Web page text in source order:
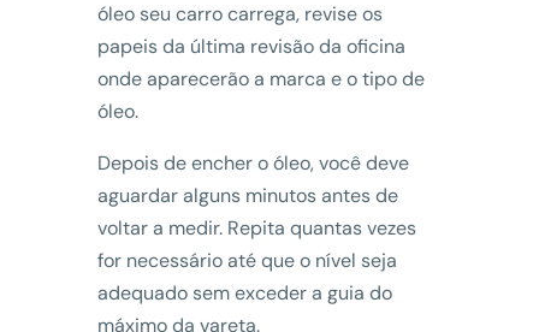
óleo seu carro carrega, revise os
papeis da última revisão da oficina
onde aparecerão a marca e o tipo de
óleo.
Depois de encher o óleo, você deve
aguardar alguns minutos antes de
voltar a medir. Repita quantas vezes
for necessário até que o nível seja
adequado sem exceder a guia do
máximo da vareta.